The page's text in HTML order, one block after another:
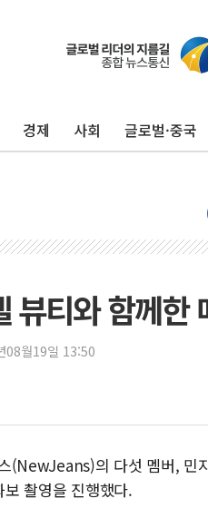
경제 사회 글로벌·중국
티와 함께한
08월19일 13:50
(NewJeans)의 다섯 멤버, 민
촬영을 진행했다.